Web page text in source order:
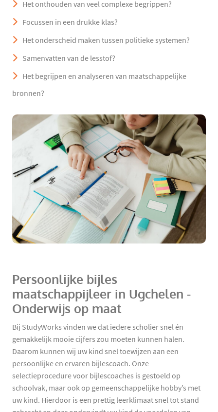
Het onthouden van veel complexe begrippen?
Focussen in een drukke klas?
Het onderscheid maken tussen politieke systemen?
Samenvatten van de lesstof?
Het begrijpen en analyseren van maatschappelijke
bronnen?
Persoonlijke bijles
maatschappijleer in Ugchelen -
Onderwijs op maat
Bij StudyWorks vinden we dat iedere scholier snel én
gemakkelijk mooie cijfers zou moeten kunnen halen.
Daarom kunnen wij uw kind snel toewijzen aan een
persoonlijke en ervaren bijlescoach. Onze
selectieprocedure voor bijlescoaches is gestoeld op
schoolvak, maar ook op gemeenschappelijke hobby’s met
uw kind. Hierdoor is een prettig leerklimaat snel tot stand